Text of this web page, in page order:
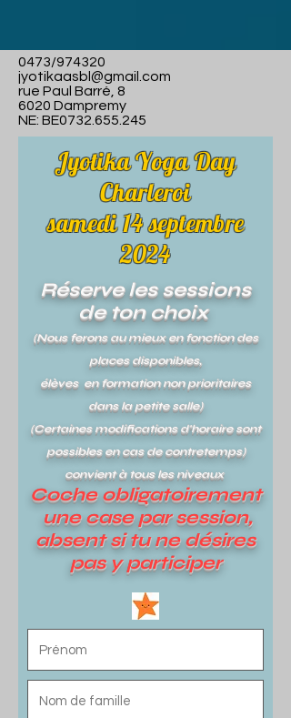
0473/974320
jyotikaasbl@gmail.com
rue Paul Barré, 8
6020 Dampremy
NE: BE0732.655.245
Jyotika Yoga Day
Charleroi
samedi 14 septembre
2024
Réserve les sessions
de ton choix
(Nous ferons au mieux en fonction des
places disponibles,
élèves en formation non prioritaires
dans la petite salle)
(Certaines modifications d'horaire sont
possibles en cas de contretemps)
convient à tous les niveaux
Coche obligatoirement
une case par session,
absent si tu ne désires
pas y participer